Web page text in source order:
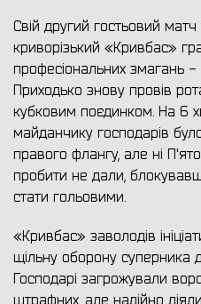
Свій другий гостьовий
криворізький «Кривбас»
професіональних змагань
Приходько знову провів
кубковим поєдинком. На 6
майданчику господарів
правого флангу, але ні
пробити не дали,
стати гольовими.
«Кривбас» заволодів
щільну оборону суперника
Господарі загрожували